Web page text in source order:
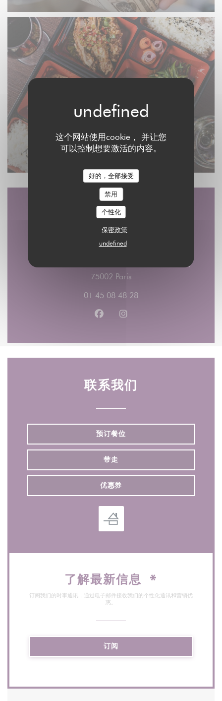
这个网站使用cookie， 并让您
可以控制想要激活的内容。
好的，全部接受
禁用
个性化
保密政策
undefined
地图和联系方式
2 rue du Nil - 3 RUE DAMIETTE ( l'entrée par )
75002 Paris((在新窗口中打开))
01 45 08 48 28
Facebook ((在新窗口中打开))
Instagram ((在新窗口中
联系我们
预订餐位
带走
优惠券
了解最新信息 *
订阅我们的时事通讯，通过电子邮件接收我们的个性化通讯和营销优
惠。
订阅